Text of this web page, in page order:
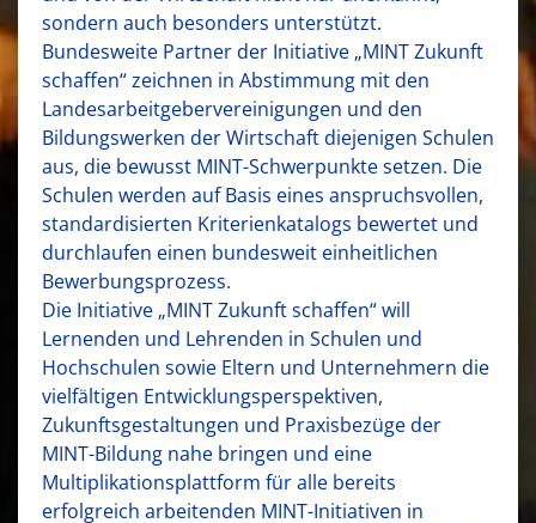
sondern auch besonders unterstützt.
Bundesweite Partner der Initiative „MINT Zukunft
schaffen“ zeichnen in Abstimmung mit den
Landesarbeitgebervereinigungen und den
Bildungswerken der Wirtschaft diejenigen Schulen
aus, die bewusst MINT-Schwerpunkte setzen. Die
Schulen werden auf Basis eines anspruchsvollen,
standardisierten Kriterienkatalogs bewertet und
durchlaufen einen bundesweit einheitlichen
Bewerbungsprozess.
Die Initiative „MINT Zukunft schaffen“ will
Lernenden und Lehrenden in Schulen und
Hochschulen sowie Eltern und Unternehmern die
vielfältigen Entwicklungsperspektiven,
Zukunftsgestaltungen und Praxisbezüge der
MINT-Bildung nahe bringen und eine
Multiplikationsplattform für alle bereits
erfolgreich arbeitenden MINT-Initiativen in